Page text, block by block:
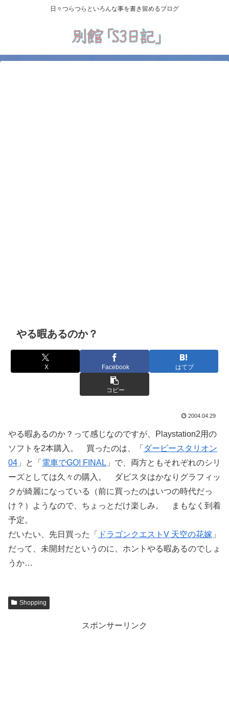
日々つらつらといろんな事を書き留めるブログ
やる暇あるのか？
X Facebook はてブ
コピー
2004.04.29
やる暇あるのか？って感じなのですが、Playstation2用の
ソフトを2本購入。 買ったのは、「 ダービースタリオン
04 」と「 電車でGO! FINAL 」で、両方ともそれぞれのシリ
ーズとしては久々の購入。 ダビスタはかなりグラフィッ
クが綺麗になっている（前に買ったのはいつの時代だっ
け？）ようなので、ちょっとだけ楽しみ。 まもなく到着
予定。
だいたい、先日買った「
ドラゴンクエストV 天空の花嫁 」
だって、未開封だというのに、ホントやる暇あるのでしょ
うか…
Shopping
スポンサーリンク